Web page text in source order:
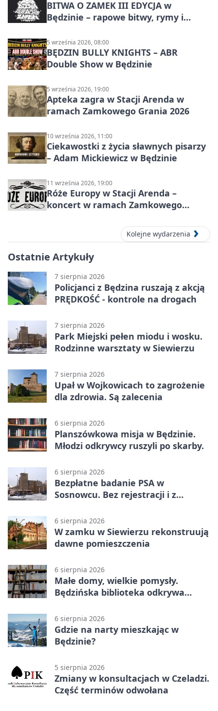
BITWA O ZAMEK III EDYCJA w
Będzinie – rapowe bitwy, rymy i
5 września 2026, 08:00
BĘDZIN BULLY KNIGHTS – ABR
Double Show w Będzinie
5 września 2026, 19:00
Apteka zagra w Stacji Arenda w
ramach Zamkowego Grania 2026
10 września 2026, 11:00
Ciekawostki z życia sławnych pisarzy
– Adam Mickiewicz w Będzinie
11 września 2026, 19:00
Róże Europy w Stacji Arenda –
koncert w ramach Zamkowego
Kolejne wydarzenia
Ostatnie Artykuły
7 sierpnia 2026
Policjanci z Będzina ruszają z akcją
PRĘDKOŚĆ - kontrole na drogach
7 sierpnia 2026
Park Miejski pełen miodu i wosku.
Rodzinne warsztaty w Siewierzu
7 sierpnia 2026
Upał w Wojkowicach to zagrożenie
dla zdrowia. Są zalecenia
6 sierpnia 2026
Planszówkowa misja w Będzinie.
Młodzi odkrywcy ruszyli po skarby.
6 sierpnia 2026
Bezpłatne badanie PSA w
Sosnowcu. Bez rejestracji i z
6 sierpnia 2026
W zamku w Siewierzu rekonstruują
dawne pomieszczenia
6 sierpnia 2026
Małe domy, wielkie pomysły.
Będzińska biblioteka odkrywa
6 sierpnia 2026
Gdzie na narty mieszkając w
Będzinie?
5 sierpnia 2026
Zmiany w konsultacjach w Czeladzi.
Część terminów odwołana